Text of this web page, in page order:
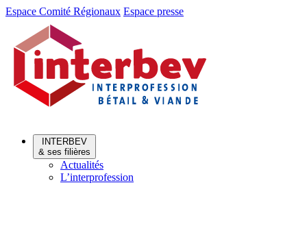
Aller
Aller
contenu
Espace Comité Régionaux Espace presse
INTERBEV
& ses filières
Actualités
L’interprofession